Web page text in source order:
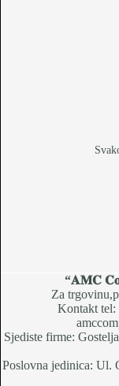
“𝐀𝐌𝐂
Za
Kontakt tel:
Sjediste firme:
Poslovna jedinica: Ul.